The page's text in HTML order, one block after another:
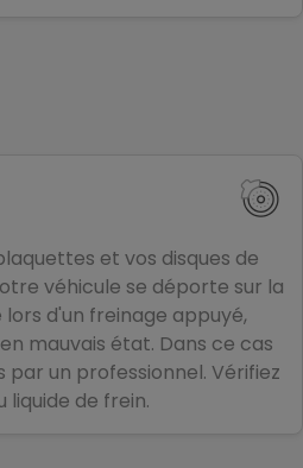
et vos disques de
véhicule se déporte sur la
d'un freinage appuyé,
mauvais état. Dans ce cas
un professionnel. Vérifiez
liquide de frein.